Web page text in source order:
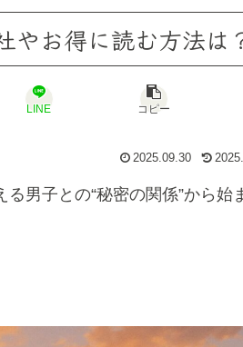
やお得に読む方法は
LINE コピー
2025.09.30
男子との“秘密の関係”から始